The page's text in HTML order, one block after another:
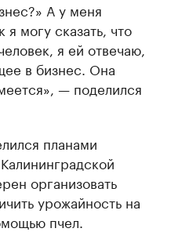
А у меня
я могу сказать, что
я ей отвечаю,
в бизнес. Она
— поделился
планами
организовать
урожайность на
пчел.